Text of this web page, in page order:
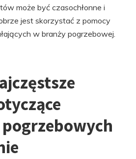
może być czasochłonne i
jest skorzystać z pomocy
w branży pogrzebowej.